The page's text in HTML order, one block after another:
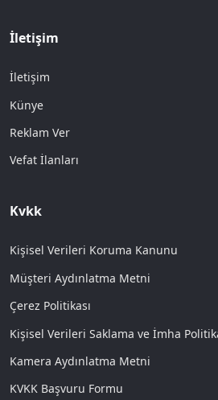
İletişim
İletişim
Künye
Reklam Ver
Vefat İlanları
Kvkk
Kişisel Verileri Koruma Kanunu
Müşteri Aydınlatma Metni
Çerez Politikası
Kişisel Verileri Saklama ve İmha
Kamera Aydınlatma Metni
KVKK Başvuru Formu